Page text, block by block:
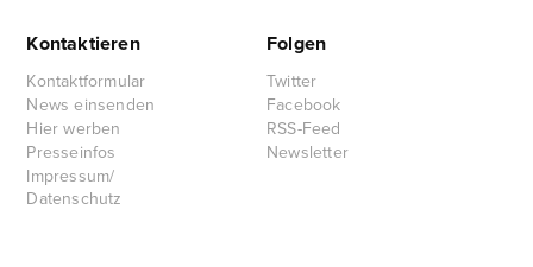
Kontaktieren
Kontaktformular
News einsenden
Hier werben
Presseinfos
Impressum/
Datenschutz
Folgen
Twitter
Facebook
RSS-Feed
Newsletter